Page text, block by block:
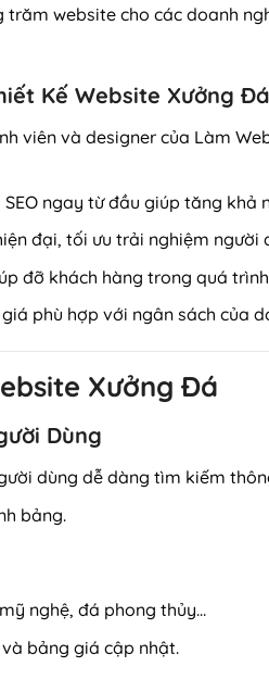
website cho các doanh
Kế Website Xưởng Đá
viên và designer của Làm
ngay từ đầu giúp tăng
đại, tối ưu trải nghiệm
đỡ khách hàng trong quá
phù hợp với ngân sách của
Xưởng Đá
Dùng
dùng dễ dàng tìm kiếm
bảng.
nghệ, đá phong thủy…
bảng giá cập nhật.